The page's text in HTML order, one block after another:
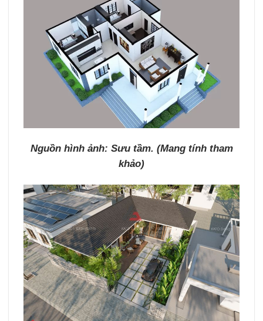
Nguồn hình ảnh: Sưu tầm. (Mang tính tham
khảo)